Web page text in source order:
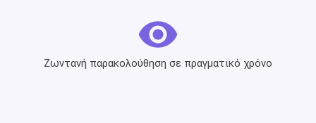
Ζωντανή παρακολούθηση σε πραγματικό χρόνο